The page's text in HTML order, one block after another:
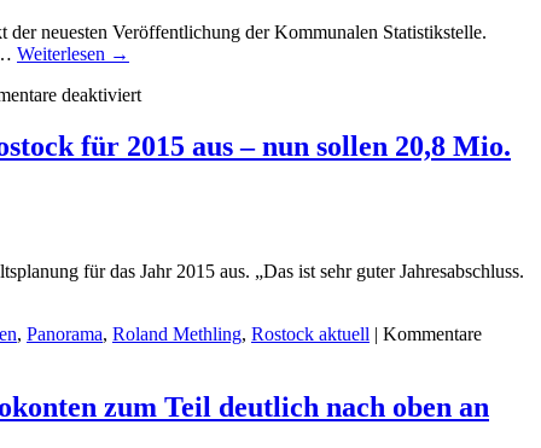
interessierten
erwarten
renovierten
Filiale
neuesten Veröffentlichung der Kommunalen Statistikstelle.
Weiterlesen →
deaktiviertfür
Kaufkraft
ist
–
Sortimenten
zeigt
eine
für 2015 aus – nun sollen 20,8 Mio.
für das Jahr 2015 aus. „Das ist sehr guter Jahresabschluss.
, Panorama, Roland Methling, Rostock aktuell | Kommentare
zum Teil deutlich nach oben an